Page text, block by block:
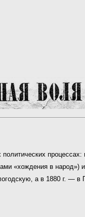
политических
«хождения в
а в 1880 г. — в